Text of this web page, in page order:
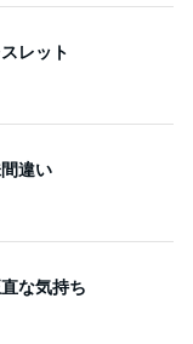
レット
違い
な気持ち